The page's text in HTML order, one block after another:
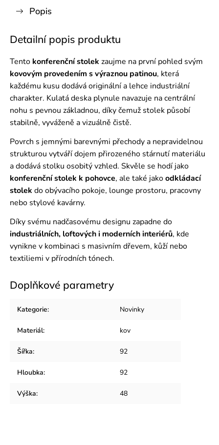
Popis
Detailní popis produktu
Tento konferenční stolek zaujme na první pohled svým
kovovým provedením s výraznou patinou, která
každému kusu dodává originální a lehce industriální
charakter. Kulatá deska plynule navazuje na centrální
nohu s pevnou základnou, díky čemuž stolek působí
stabilně, vyváženě a vizuálně čistě.
Povrch s jemnými barevnými přechody a nepravidelnou
strukturou vytváří dojem přirozeného stárnutí materiálu
a dodává stolku osobitý vzhled. Skvěle se hodí jako
konferenční stolek k pohovce, ale také jakoodkládací
stolek do obývacího pokoje, lounge prostoru, pracovny
nebo stylové kavárny.
Díky svému nadčasovému designu zapadne do
industriálních, loftových i moderních interiérů, kde
vynikne v kombinaci s masivním dřevem, kůží nebo
textiliemi v přírodních tónech.
Doplňkové parametry
Kategorie: Novinky
Materiál: kov
Šířka: 92
Hloubka: 92
Výška: 48